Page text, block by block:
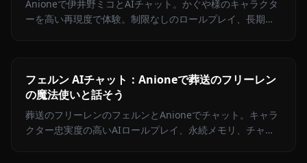
Anioneで伊井野ミコとAIチャット。かぐや様のキャラクタ
ーを高い再現度で体験。制限なしのロールプレイ、長期記
フェルン AIチャット：Anioneで葬送のフリーレン
の魔法使いと話そう
葬送のフリーレンのフェルンとAnioneでチャット。キャラ
クター忠実度の高いAIロールプレイ、永続メモリ、チャッ